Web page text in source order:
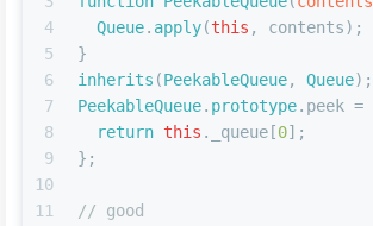
4
5
6
7
8
9
10
11
Queue. apply(this , contents);
}
inherits (PeekableQueue, Queue);
PeekableQueue. prototype. peek =
return this . _queue [0];
};
// good